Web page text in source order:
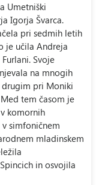
Umetniški
Igorja Švarca.
pri sedmih letih
je učila Andreja
Svoje
na mnogih
drugim pri Moniki
tem časom je
komornih
simfoničnem
mladinskem
in osvojila